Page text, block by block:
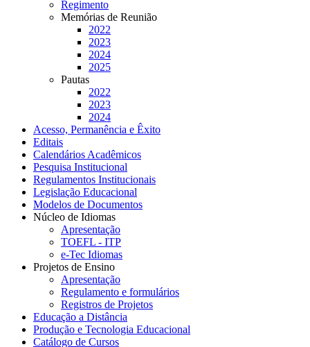
Regimento
Memórias de Reunião
2022
2023
2024
2025
Pautas
2022
2023
2024
Acesso, Permanência e Êxito
Editais
Calendários Acadêmicos
Pesquisa Institucional
Regulamentos Institucionais
Legislação Educacional
Modelos de Documentos
Núcleo de Idiomas
Apresentação
TOEFL - ITP
e-Tec Idiomas
Projetos de Ensino
Apresentação
Regulamento e formulários
Registros de Projetos
Educação a Distância
Produção e Tecnologia Educacional
Catálogo de Cursos